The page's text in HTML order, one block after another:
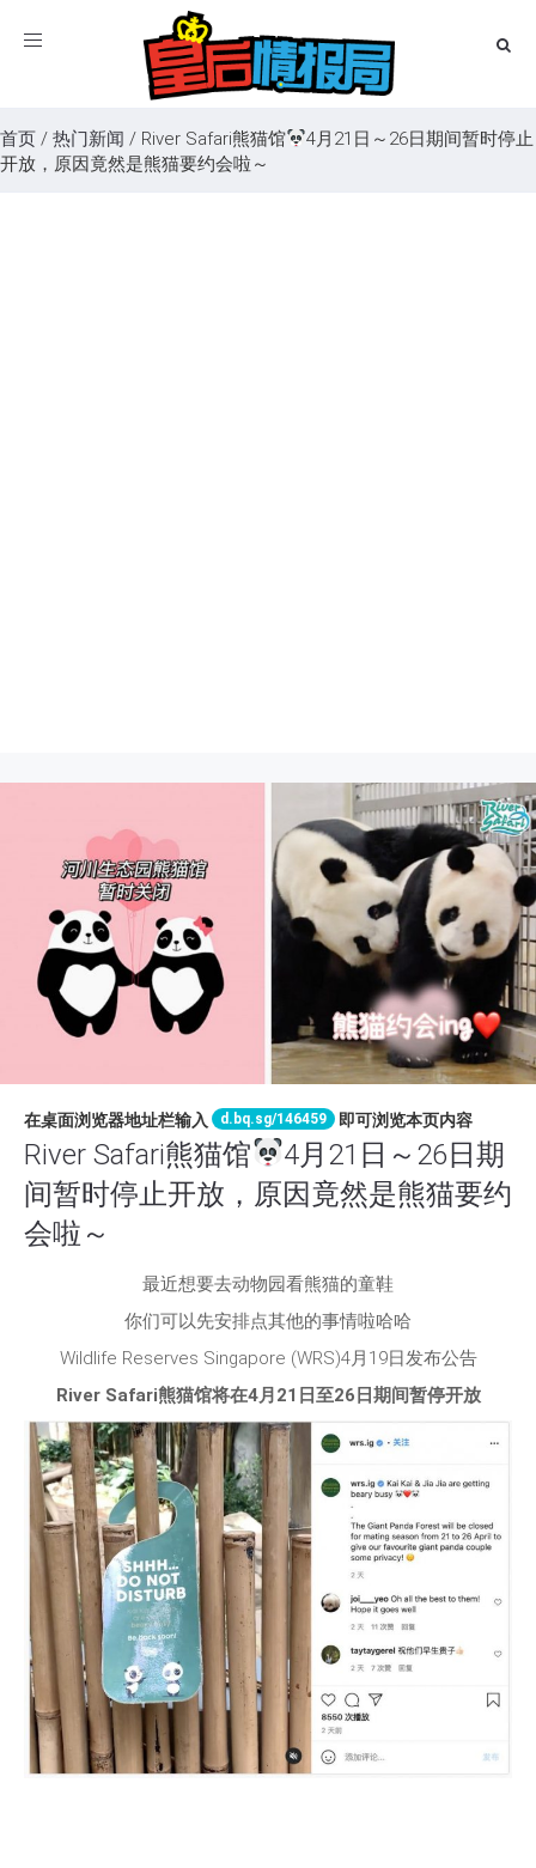
Toggle
首页 / 热门新闻 / River Safari熊猫馆
4月21日～26日期间暂时停止
开放，原因竟然是熊猫要约会啦～
在桌面浏览器地址栏输入 d.bq.sg/146459 即可浏览本页内容
River Safari熊猫馆
4月21日～26日期
间暂时停止开放，原因竟然是熊猫要约
会啦～
最近想要去动物园看熊猫的童鞋
你们可以先安排点其他的事情啦哈哈
Wildlife Reserves Singapore (WRS)4月19日发布公告
River Safari熊猫馆将在4月21日至26日期间暂停开放